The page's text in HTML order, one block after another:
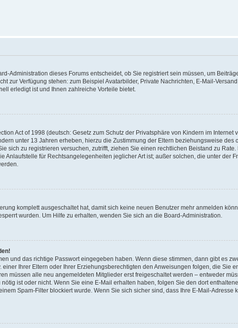
Administration dieses Forums entscheidet, ob Sie registriert sein müssen, um
zur Verfügung stehen: zum Beispiel Avatarbilder, Private Nachrichten, E-Mail-
erledigt ist und Ihnen zahlreiche Vorteile bietet.
Act of 1998 (deutsch: Gesetz zum Schutz der Privatsphäre von Kindern im
unter 13 Jahren erheben, hierzu die Zustimmung der Eltern beziehungsweise
sich zu registrieren versuchen, zutrifft, ziehen Sie einen rechtlichen Beistand zu
Anlaufstelle für Rechtsangelegenheiten jeglicher Art ist; außer solchen, die unter der
komplett ausgeschaltet hat, damit sich keine neuen Benutzer mehr anmelden
wurden. Um Hilfe zu erhalten, wenden Sie sich an die Board-Administration.
und das richtige Passwort eingegeben haben. Wenn diese stimmen, dann gibt es
Ihrer Eltern oder Ihrer Erziehungsberechtigten den Anweisungen folgen, die Sie
müssen alle neu angemeldeten Mitglieder erst freigeschaltet werden – entweder
ist oder nicht. Wenn Sie eine E-Mail erhalten haben, folgen Sie den dort
Spam-Filter blockiert wurde. Wenn Sie sich sicher sind, dass Ihre E-Mail-